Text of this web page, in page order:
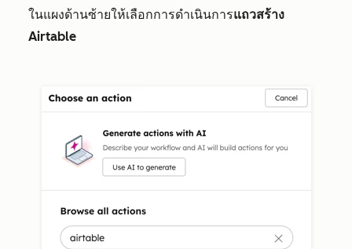
ในแผงด้านซ้ายให้เลือกการดำเนินการแถวสร้าง
Airtable